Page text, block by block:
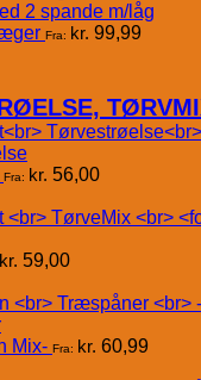
2 spande m/låg
Fra: kr. 99,99
Fra: kr. 56,00
kr. 59,00
Mix- Fra: kr. 60,99